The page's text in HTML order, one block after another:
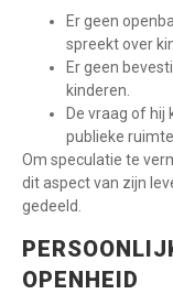
Er geen
spreekt over
Er geen
kinderen.
De vraag of
publieke ruimte.
Om speculatie te
dit aspect van zijn
gedeeld.
OPENHEID